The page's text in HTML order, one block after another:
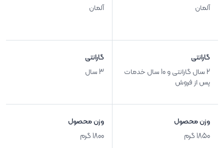
آلمان
گارانتی
2 سال گارانتی و 10 سال خدمات
پس از فروش
وزن محصول
1850 گرم
آلمان
گارانتی
3 سال
وزن محصول
1800 گرم